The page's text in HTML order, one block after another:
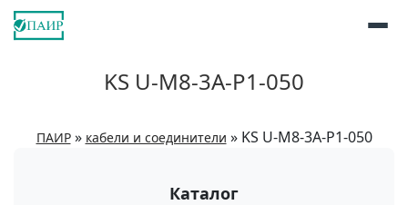
KS U-M8-3A-P1-050
ПАИР» кабели и соединители » KS U-M8-3A-P1-050
Каталог